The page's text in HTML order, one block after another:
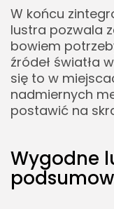
W końcu
lustra pozwala
bowiem
źródeł światła
się to w
nadmiernych
postawić na
Wygodne